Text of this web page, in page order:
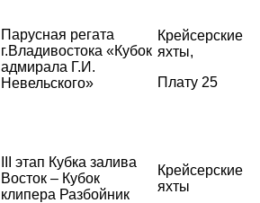
Парусная регата
г.Владивостока «Кубок
адмирала Г.И.
Невельского»
Крейсерские
яхты,
Плату 25
III этап Кубка залива
Восток – Кубок
клипера Разбойник
Крейсерские
яхты